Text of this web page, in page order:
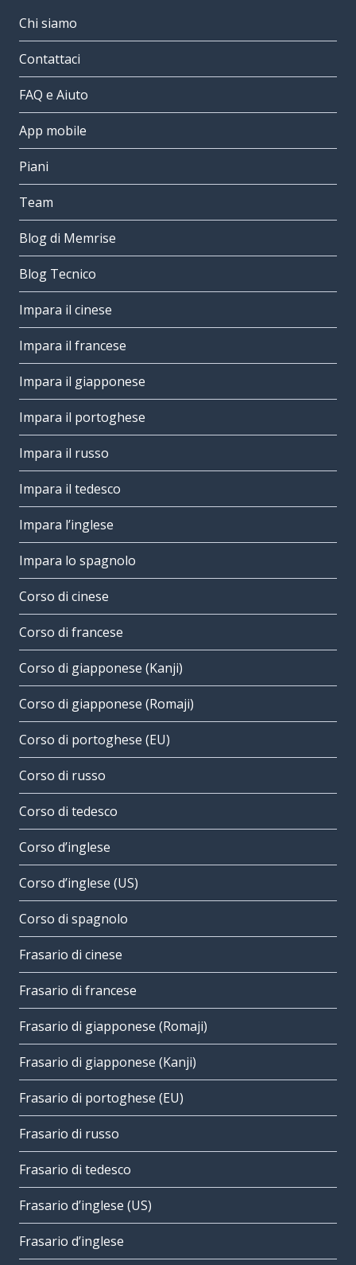
Chi siamo
Contattaci
FAQ e Aiuto
App mobile
Piani
Team
Blog di Memrise
Blog Tecnico
Impara il cinese
Impara il francese
Impara il giapponese
Impara il portoghese
Impara il russo
Impara il tedesco
Impara l’inglese
Impara lo spagnolo
Corso di cinese
Corso di francese
Corso di giapponese (Kanji)
Corso di giapponese (Romaji)
Corso di portoghese (EU)
Corso di russo
Corso di tedesco
Corso d’inglese
Corso d’inglese (US)
Corso di spagnolo
Frasario di cinese
Frasario di francese
Frasario di giapponese (Romaji)
Frasario di giapponese (Kanji)
Frasario di portoghese (EU)
Frasario di russo
Frasario di tedesco
Frasario d’inglese (US)
Frasario d’inglese